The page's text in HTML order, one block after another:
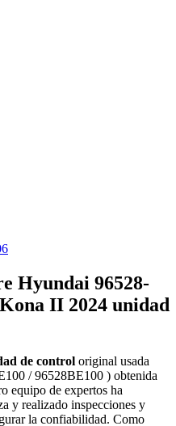
Hyundai 96528-
II 2024 unidad
de control original usada
/ 96528BE100 ) obtenida
equipo de expertos ha
y realizado inspecciones y
la confiabilidad. Como